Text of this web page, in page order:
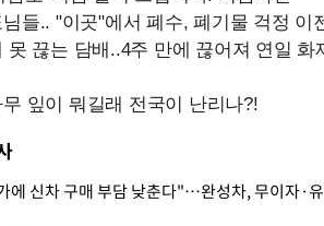
에 신차 구매 부담 낮춘다"…완성차, 무이자·